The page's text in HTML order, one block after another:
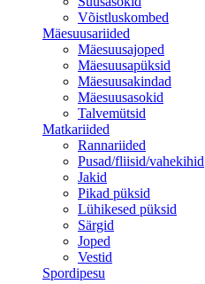
Võistluskombed
Mäesuusariided
Mäesuusajoped
Mäesuusapüksid
Mäesuusakindad
Mäesuusasokid
Talvemütsid
Matkariided
Rannariided
Pusad/fliisid/vahekihid
Jakid
Pikad püksid
Lühikesed püksid
Särgid
Joped
Vestid
Spordipesu